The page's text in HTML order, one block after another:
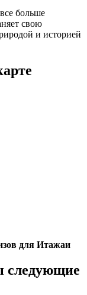
больше
свою
и историей
для Итажаи
следующие